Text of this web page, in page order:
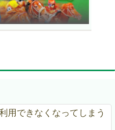
用できなくなってしまう